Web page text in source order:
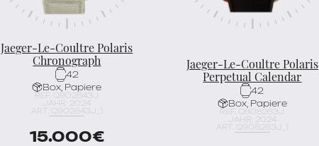
Jaeger-Le-Coultre Polaris
Chronograph
42
Box, Papiere
REF. Q902843J
JAHR: 2024
ART. Q902843J_1
15.000€
Jaeger-Le-Coultre Polaris
Perpetual Calendar
42
Box, Papiere
REF. Q908263J
JAHR: 2024
ART. Q908263J_1